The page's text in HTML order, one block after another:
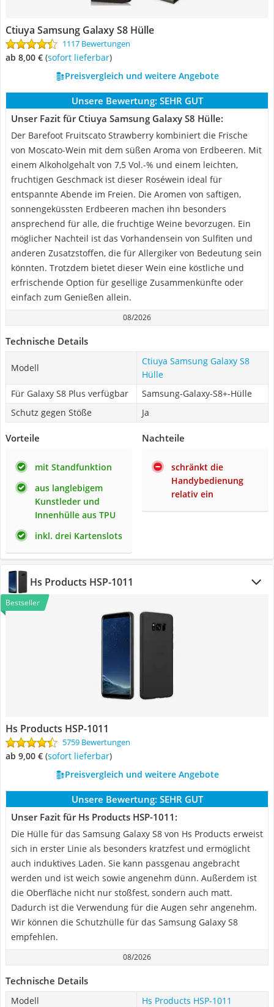
Ctiuya Samsung Galaxy S8 Hülle
1117 Bewertungen
ab 8,00 € ( Sofort lieferbar)
Preisvergleich und weitere Angebote
Unsere Bewertung: SEHR GUT
Unser Fazit für Ctiuya Samsung Galaxy S8 Hülle:
Der Barefoot Fruitscato Strawberry kombiniert die Frische
von Moscato-Wein mit dem süßen Aroma von Erdbeeren. Mit
einem Alkoholgehalt von 7,5 Vol.-% und einem leichten,
fruchtigen Geschmack ist dieser Roséwein ideal für
entspannte Abende im Freien. Die Aromen von saftigen,
sonnengeküssten Erdbeeren machen ihn besonders
ansprechend für alle, die fruchtige Weine bevorzugen. Ein
möglicher Nachteil ist das Vorhandensein von Sulfiten und
anderen Zusatzstoffen, die für Allergiker von Bedeutung sein
könnten. Trotzdem bietet dieser Wein eine köstliche und
erfrischende Option für gesellige Zusammenkünfte oder
einfach zum Genießen allein.
08/2026
Technische Details
Modell
Ctiuya Samsung Galaxy S8
Hülle
Für Galaxy S8 Plus verfügbar
Samsung-Galaxy-S8+-Hülle
Schutz gegen Stöße
Ja
Vorteile
mit Standfunktion
aus langlebigem
Kunstleder und
Innenhülle aus TPU
inkl. drei Kartenslots
Nachteile
schränkt die
Handybedienung
relativ ein
Hs Products HSP-1011
Bestseller
Hs Products HSP-1011
5759 Bewertungen
ab 9,00 € ( Sofort lieferbar)
Preisvergleich und weitere Angebote
Unsere Bewertung: SEHR GUT
Unser Fazit für Hs Products HSP-1011:
Die Hülle für das Samsung Galaxy S8 von Hs Products erweist
sich in erster Linie als besonders kratzfest und ermöglicht
auch induktives Laden. Sie kann passgenau angebracht
werden und ist weich sowie angenehm dünn. Außerdem ist
die Oberfläche nicht nur stoßfest, sondern auch matt.
Dadurch ist die Verwendung für die Augen sehr angenehm.
Wir können die Schutzhülle für das Samsung Galaxy S8
empfehlen.
08/2026
Technische Details
Modell
Hs Products HSP-1011